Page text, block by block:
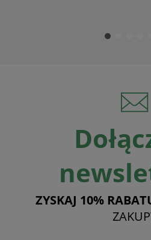
ZYSKAJ 10%